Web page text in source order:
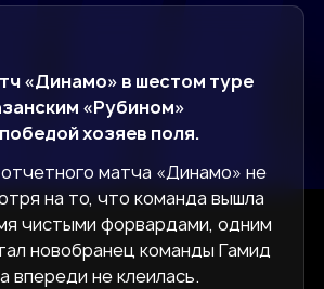
«Динамо» в шестом туре
«Рубином»
хозяев поля.
матча «Динамо» не
на то, что команда вышла
чистыми форвардами, одним
новобранец команды Гамид
впереди не клеилась.